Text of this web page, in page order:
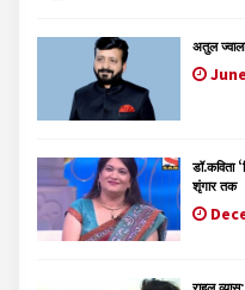
डॉ.कविता
शृंगार तक